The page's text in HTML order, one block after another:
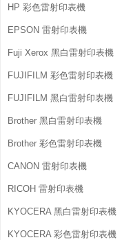
HP 彩色雷射印表機
EPSON 雷射印表機
Fuji Xerox 黑白雷射印表機
FUJIFILM 彩色雷射印表機
FUJIFILM 黑白雷射印表機
Brother 黑白雷射印表機
Brother 彩色雷射印表機
CANON 雷射印表機
RICOH 雷射印表機
KYOCERA 黑白雷射印表機
KYOCERA 彩色雷射印表機